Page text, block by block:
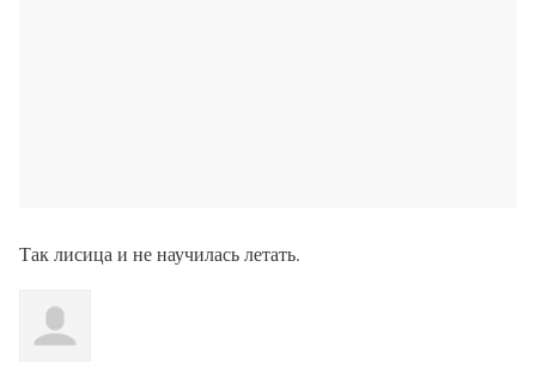
Так лисица и не научилась летать.